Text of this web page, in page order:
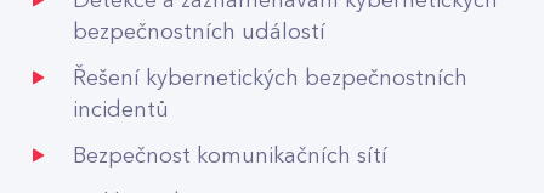
bezpečnostních událostí
Řešení kybernetických bezpečnostních
incidentů
Bezpečnost komunikačních sítí